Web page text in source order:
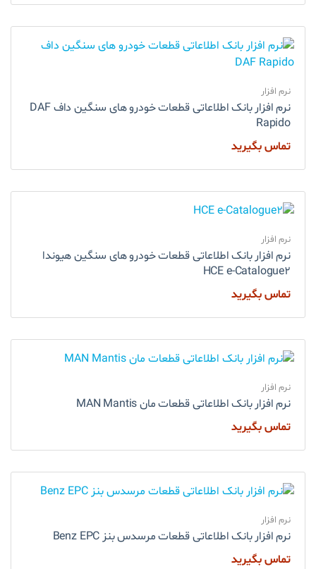
نرم افزار
نرم افزار بانک اطلاعاتی قطعات خودرو های سنگین داف DAF
Rapido
تماس بگیرید
نرم افزار
نرم افزار بانک اطلاعاتی قطعات خودرو های سنگین هیوندا
HCE e-Catalogue2
تماس بگیرید
نرم افزار
نرم افزار بانک اطلاعاتی قطعات مان MAN Mantis
تماس بگیرید
نرم افزار
نرم افزار بانک اطلاعاتی قطعات مرسدس بنز Benz EPC
تماس بگیرید